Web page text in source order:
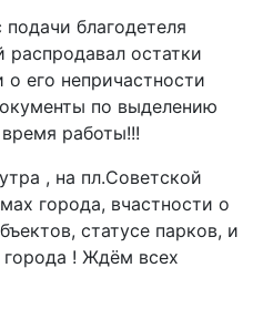
благодетеля
остатки
его непричастности
по выделению
работы!!!
, на пл.Советской
города, вчастности о
статусе парков, и
! Ждём всех